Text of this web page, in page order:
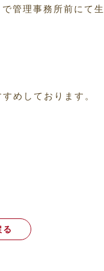
管理事務所前にて
めしております。